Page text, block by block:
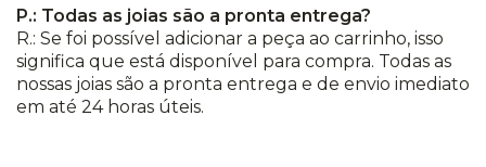
P.: Todas as joias são a pronta entrega?
R.: Se foi possível adicionar a peça ao carrinho, isso
significa que está disponível para compra. Todas as
nossas joias são a pronta entrega e de envio imediato
em até 24 horas úteis.